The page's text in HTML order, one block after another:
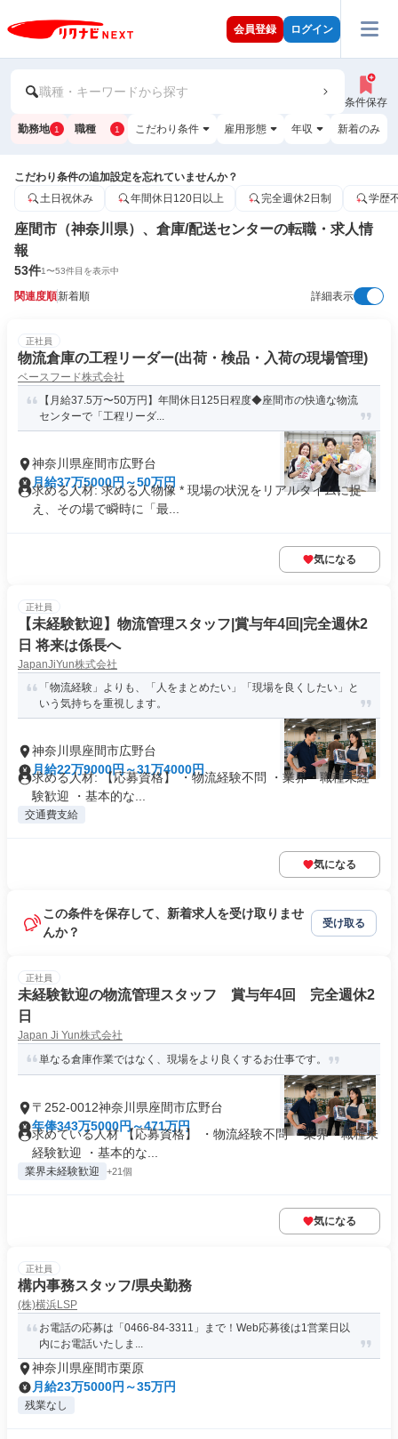
会員登録 ログイン
職種・キーワードから探す
条件保存
勤務地 1 職種 1 こだわり条件 雇用形態 年収 新着のみ
こだわり条件の追加設定を忘れていませんか？
土日祝休み
年間休日120日以上 完全週休2日制 学歴
座間市（神奈川県）、倉庫/配送センターの転職・求人情
報
53件1〜53件目を表示中
関連度順新着順 詳細表示
正社員
物流倉庫の工程リーダー(出荷・検品・入荷の現場管理)
ベースフード株式会社
【月給37.5万〜50万円】年間休日125日程度◆座間市の快適な物流
センターで「工程リーダ...
神奈川県座間市広野台
月給37万5000円～50万円
求める人材: 求める人物像 * 現場の状況をリアルタイムに捉
え、その場で瞬時に「最...
気になる
正社員
【未経験歓迎】物流管理スタッフ|賞与年4回|完全週休2
日 将来は係長へ
JapanJiYun株式会社
「物流経験」よりも、「人をまとめたい」「現場を良くしたい」と
いう気持ちを重視します。
神奈川県座間市広野台
月給22万9000円～31万4000円
求める人材: 【応募資格】 ・物流経験不問 ・業界・職種未経
験歓迎 ・基本的な...
交通費支給
気になる
この条件を保存して、新着求人を受け取りませ
んか？
受け取る
正社員
未経験歓迎の物流管理スタッフ 賞与年4回 完全週休2
日
Japan Ji Yun株式会社
単なる倉庫作業ではなく、現場をより良くするお仕事です。
〒252-0012神奈川県座間市広野台
年俸343万5000円～471万円
求めている人材 【応募資格】 ・物流経験不問 ・業界・職種未
経験歓迎 ・基本的な...
業界未経験歓迎 +21個
気になる
正社員
構内事務スタッフ/県央勤務
(株)横浜LSP
お電話の応募は「0466-84-3311」まで！Web応募後は1営業日以
内にお電話いたしま...
神奈川県座間市栗原
月給23万5000円～35万円
残業なし